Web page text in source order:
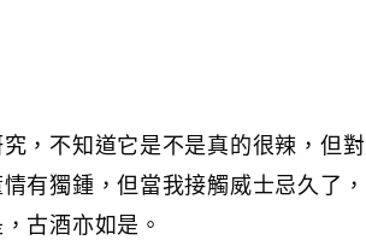
，不知道它是不是真的很辣，但對
有獨鍾，但當我接觸威士忌久了，
古酒亦如是。